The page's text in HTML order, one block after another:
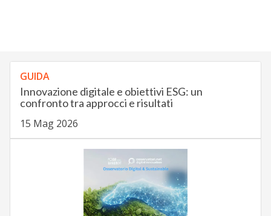
GUIDA
Innovazione digitale e obiettivi ESG: un
confronto tra approcci e risultati
15 Mag 2026